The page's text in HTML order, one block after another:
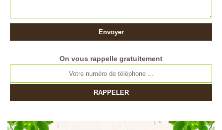
On vous rappelle gratuitement